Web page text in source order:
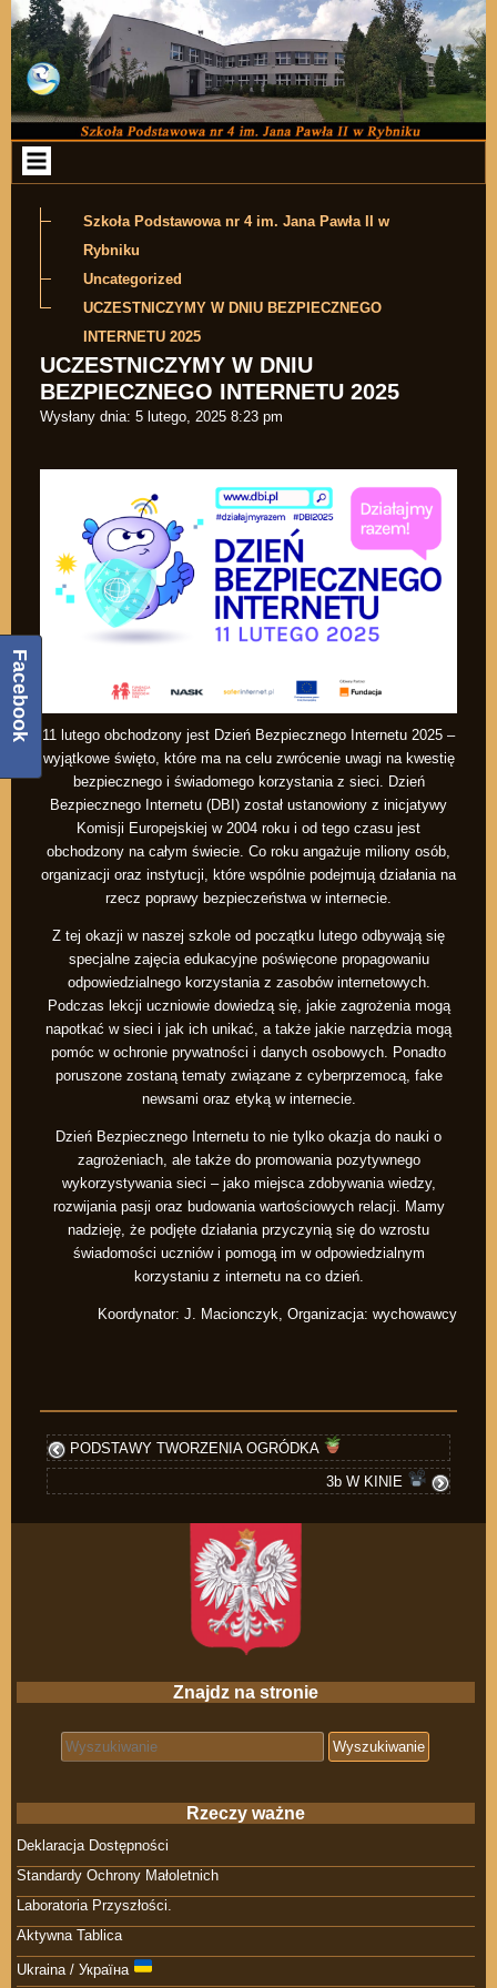
Przejdź do zawartości
Szkoła Podstawowa nr 4 im. Jana Pawła II w
Rybniku
Uncategorized
UCZESTNICZYMY W DNIU BEZPIECZNEGO
INTERNETU 2025
UCZESTNICZYMY W DNIU
BEZPIECZNEGO INTERNETU 2025
Wysłany dnia: 5 lutego, 2025 8:23 pm
11 lutego obchodzony jest Dzień Bezpiecznego Internetu 2025 –
wyjątkowe święto, które ma na celu zwrócenie uwagi na kwestię
bezpiecznego i świadomego korzystania z sieci. Dzień
Bezpiecznego Internetu (DBI) został ustanowiony z inicjatywy
Komisji Europejskiej w 2004 roku i od tego czasu jest
obchodzony na całym świecie. Co roku angażuje miliony osób,
organizacji oraz instytucji, które wspólnie podejmują działania na
rzecz poprawy bezpieczeństwa w internecie.
Z tej okazji w naszej szkole od początku lutego odbywają się
specjalne zajęcia edukacyjne poświęcone propagowaniu
odpowiedzialnego korzystania z zasobów internetowych.
Podczas lekcji uczniowie dowiedzą się, jakie zagrożenia mogą
napotkać w sieci i jak ich unikać, a także jakie narzędzia mogą
pomóc w ochronie prywatności i danych osobowych. Ponadto
poruszone zostaną tematy związane z cyberprzemocą, fake
newsami oraz etyką w internecie.
Dzień Bezpiecznego Internetu to nie tylko okazja do nauki o
zagrożeniach, ale także do promowania pozytywnego
wykorzystywania sieci – jako miejsca zdobywania wiedzy,
rozwijania pasji oraz budowania wartościowych relacji. Mamy
nadzieję, że podjęte działania przyczynią się do wzrostu
świadomości uczniów i pomogą im w odpowiedzialnym
korzystaniu z internetu na co dzień.
Koordynator: J. Macionczyk, Organizacja: wychowawcy
PODSTAWY TWORZENIA OGRÓDKA
3b W KINIE
Znajdz na stronie
Search for:
Rzeczy ważne
Deklaracja Dostępności
Standardy Ochrony Małoletnich
Laboratoria Przyszłości.
Aktywna Tablica
Ukraina / Україна
Facebook